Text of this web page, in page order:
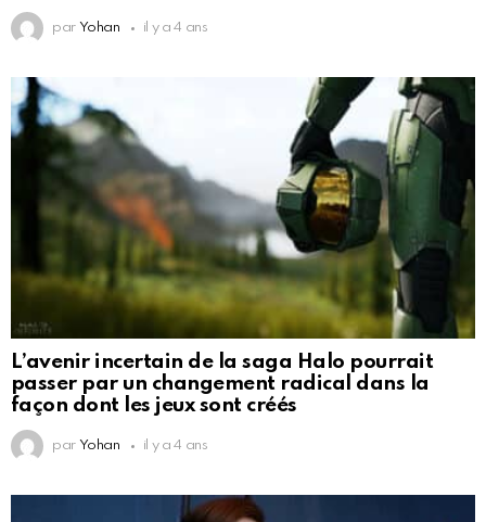
par Yohan il y a 4 ans
L’avenir incertain de la saga Halo pourrait
passer par un changement radical dans la
façon dont les jeux sont créés
par Yohan il y a 4 ans